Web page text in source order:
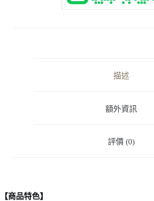
描述
額外資訊
評價 (0)
【商品特色】